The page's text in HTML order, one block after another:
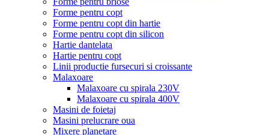
Forme pentru copt
Forme pentru copt din hartie
Forme pentru copt din silicon
Hartie dantelata
Hartie pentru copt
Linii productie fursecuri si croissante
Malaxoare
Malaxoare cu spirala 230V
Malaxoare cu spirala 400V
Masini de foietaj
Masini prelucrare oua
Mixere planetare